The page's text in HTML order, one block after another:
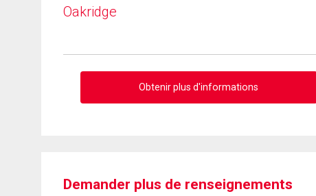
Oakridge
Obtenir plus d'informations
Demander plus de renseignements